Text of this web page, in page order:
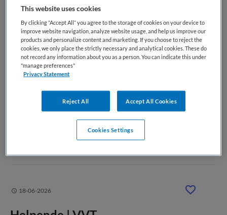
Niet nader bepaald
Vacature niet beschikbaar
Deze vacature Helpende plus | Dementie | Sprengenhof bij
Sprengenhof is niet meer actueel. Hieronder staan enkele
Gerelateerde vacatures op Medische
banenbank | Werk(t) in zorg en welzijn
18-06-2026
This website uses cookies
By clicking “Accept All” you agree to the storage of cookies on your device to
improve website navigation, analyze website usage, and help us improve our
products and personalize content and marketing. If you choose to reject the
cookies, we only place the strictly necessary and analytical cookies. These do
not record any information about you as a person. You can indicate this under
"manage preferences"
Privacy Statement
Reject All Accept All Cookies
Cookies Settings